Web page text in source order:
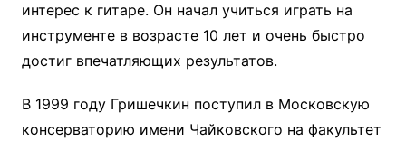
интерес к гитаре. Он начал учиться играть на
инструменте в возрасте 10 лет и очень быстро
достиг впечатляющих результатов.
В 1999 году Гришечкин поступил в Московскую
консерваторию имени Чайковского на факультет